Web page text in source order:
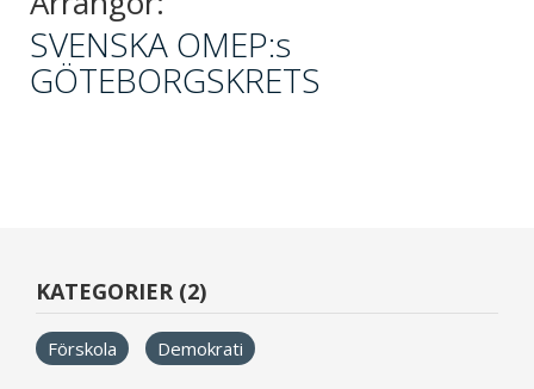
SVENSKA OMEP:s
GÖTEBORGSKRETS
KATEGORIER (2)
Förskola Demokrati